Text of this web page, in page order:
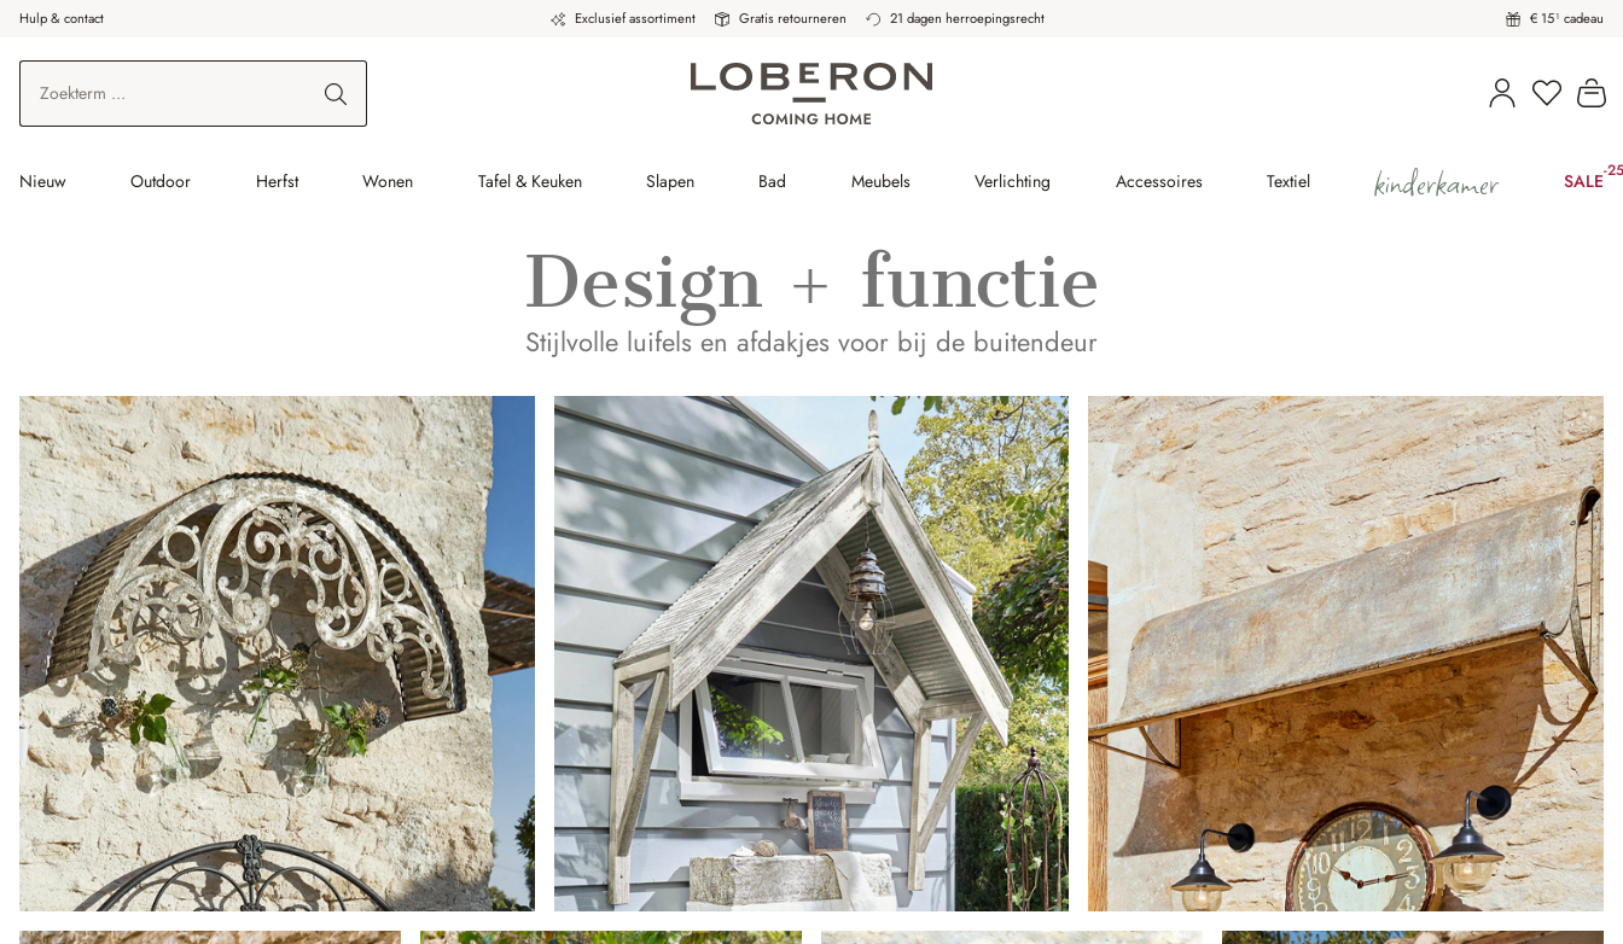
de hoofdinhoud
Ga naar zoeken
Ga naar de hoofdnavigatie
Hulp & contact Exclusief assortiment Gratis retourneren 21 dagen herroepingsrecht € 15¹ cadeau
U heeft
Nieuw Outdoor Herfst Wonen Tafel & Keuken Slapen Bad Meubels Verlichting Accessoires Textiel kinderkamer SALE-
Design + functie
Stijlvolle luifels en afdakjes voor bij de buitendeur